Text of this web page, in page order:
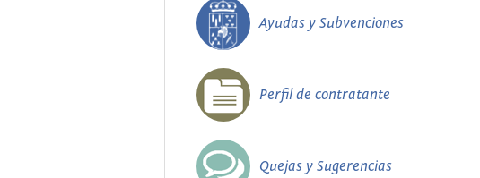
Ayudas y Subvenciones
Perfil de contratante
Quejas y Sugerencias